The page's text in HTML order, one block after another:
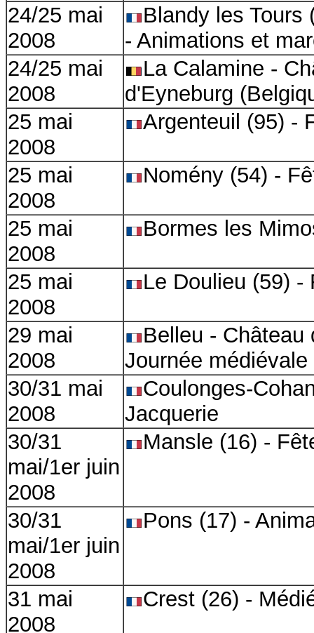
24/25 mai
2008
Blandy les Tours
- Animations et
24/25 mai
2008
La Calamine -
d'Eyneburg (
25 mai
2008
Argenteuil (95) -
25 mai
2008
Nomény (54) -
25 mai
2008
Bormes les
25 mai
2008
Le Doulieu (59) -
29 mai
2008
Belleu - Château
Journée médiévale
30/31 mai
2008
Coulonges-
Jacquerie
30/31
mai/1er juin
2008
Mansle (16) -
30/31
mai/1er juin
2008
Pons (17) -
31 mai
2008
Crest (26) -